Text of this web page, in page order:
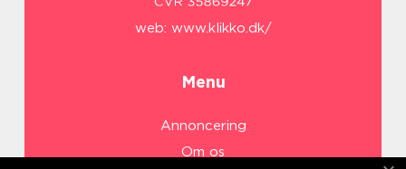
web: www.klikko.dk/
Menu
Annoncering
Om os